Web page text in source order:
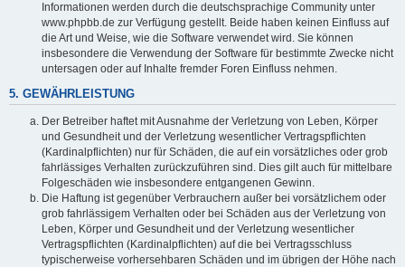
Informationen werden durch die deutschsprachige Community unter
www.phpbb.de zur Verfügung gestellt. Beide haben keinen Einfluss auf
die Art und Weise, wie die Software verwendet wird. Sie können
insbesondere die Verwendung der Software für bestimmte Zwecke nicht
untersagen oder auf Inhalte fremder Foren Einfluss nehmen.
5. GEWÄHRLEISTUNG
Der Betreiber haftet mit Ausnahme der Verletzung von Leben, Körper
und Gesundheit und der Verletzung wesentlicher Vertragspflichten
(Kardinalpflichten) nur für Schäden, die auf ein vorsätzliches oder grob
fahrlässiges Verhalten zurückzuführen sind. Dies gilt auch für mittelbare
Folgeschäden wie insbesondere entgangenen Gewinn.
Die Haftung ist gegenüber Verbrauchern außer bei vorsätzlichem oder
grob fahrlässigem Verhalten oder bei Schäden aus der Verletzung von
Leben, Körper und Gesundheit und der Verletzung wesentlicher
Vertragspflichten (Kardinalpflichten) auf die bei Vertragsschluss
typischerweise vorhersehbaren Schäden und im übrigen der Höhe nach